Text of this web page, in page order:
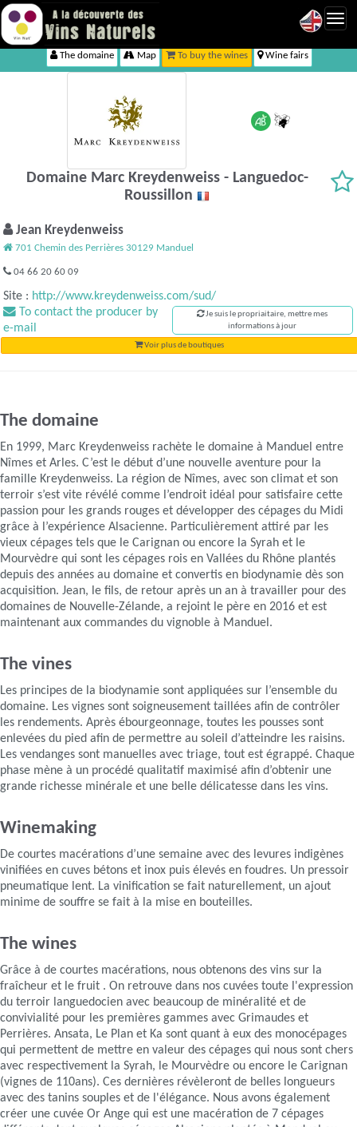
The domaine Map To buy the wines Wine fairs
Domaine Marc Kreydenweiss - Languedoc-
Roussillon
Jean Kreydenweiss
701 Chemin des Perrières 30129 Manduel
04 66 20 60 09
Site : http://www.kreydenweiss.com/sud/
To contact the producer by
e-mail
Je suis le propriaitaire, mettre mes
informations à jour
Voir plus de boutiques
The domaine
En 1999, Marc Kreydenweiss rachète le domaine à Manduel entre
Nîmes et Arles. C’est le début d’une nouvelle aventure pour la
famille Kreydenweiss. La région de Nîmes, avec son climat et son
terroir s’est vite révélé comme l’endroit idéal pour satisfaire cette
passion pour les grands rouges et développer des cépages du Midi
grâce à l’expérience Alsacienne. Particulièrement attiré par les
vieux cépages tels que le Carignan ou encore la Syrah et le
Mourvèdre qui sont les cépages rois en Vallées du Rhône plantés
depuis des années au domaine et convertis en biodynamie dès son
acquisition. Jean, le fils, de retour après un an à travailler pour des
domaines de Nouvelle-Zélande, a rejoint le père en 2016 et est
maintenant aux commandes du vignoble à Manduel.
The vines
Les principes de la biodynamie sont appliquées sur l’ensemble du
domaine. Les vignes sont soigneusement taillées afin de contrôler
les rendements. Après ébourgeonnage, toutes les pousses sont
enlevées du pied afin de permettre au soleil d’atteindre les raisins.
Les vendanges sont manuelles avec triage, tout est égrappé. Chaque
phase mène à un procédé qualitatif maximisé afin d’obtenir une
grande richesse minérale et une belle délicatesse dans les vins.
Winemaking
De courtes macérations d’une semaine avec des levures indigènes
vinifiées en cuves bétons et inox puis élevés en foudres. Un pressoir
pneumatique lent. La vinification se fait naturellement, un ajout
minime de souffre se fait à la mise en bouteilles.
The wines
Grâce à de courtes macérations, nous obtenons des vins sur la
fraîcheur et le fruit . On retrouve dans nos cuvées toute l'expression
du terroir languedocien avec beaucoup de minéralité et de
convivialité pour les premières gammes avec Grimaudes et
Perrières. Ansata, Le Plan et Ka sont quant à eux des monocépages
qui permettent de mettre en valeur des cépages qui nous sont chers
avec respectivement la Syrah, le Mourvèdre ou encore le Carignan
(vignes de 110ans). Ces dernières révèleront de belles longueurs
avec des tanins souples et de l'élégance. Nous avons également
créer une cuvée Or Ange qui est une macération de 7 cépages